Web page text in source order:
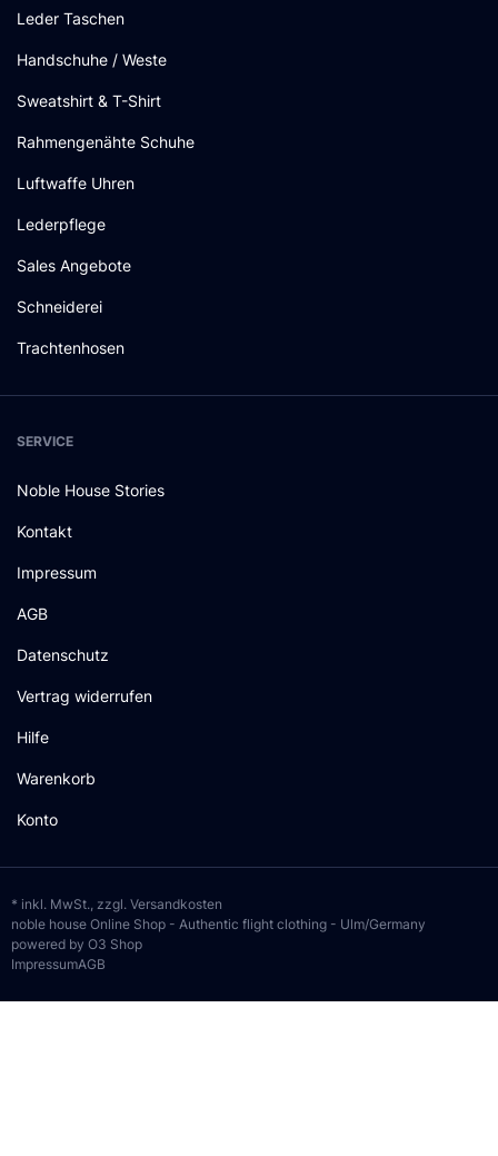
Leder Taschen
Handschuhe / Weste
Sweatshirt & T-Shirt
Rahmengenähte Schuhe
Luftwaffe Uhren
Lederpflege
Sales Angebote
Schneiderei
Trachtenhosen
SERVICE
Noble House Stories
Kontakt
Impressum
AGB
Datenschutz
Vertrag widerrufen
Hilfe
Warenkorb
Konto
* inkl. MwSt., zzgl. Versandkosten
noble house Online Shop - Authentic flight clothing - Ulm/Germany
powered by O3 Shop
ImpressumAGB